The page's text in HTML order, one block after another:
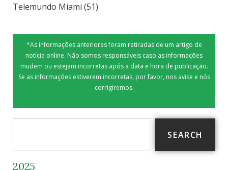
Telemundo Miami (51)
*As informações anteriores foram retiradas de um artigo de
notícia online. Não somos responsáveis caso as informações
mudem ou estejam incorretas após a data e hora de publicação.
Se as informações estiverem incorretas, por favor, nos avise e nós
corrigiremos.
SEARCH
2025